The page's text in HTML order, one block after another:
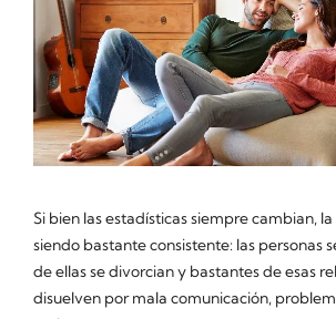
Si bien las estadísticas siempre cambian,
siendo bastante consistente: las personas
de ellas se divorcian y bastantes de esas
disuelven por mala comunicación,